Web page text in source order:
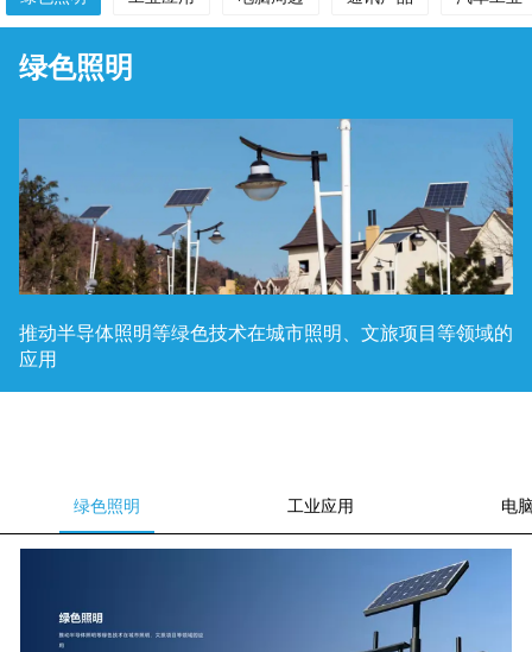
绿色照明
推动半导体照明等绿色技术在城市照明、文旅项目等领域的
应用
绿色照明 工业应用 电